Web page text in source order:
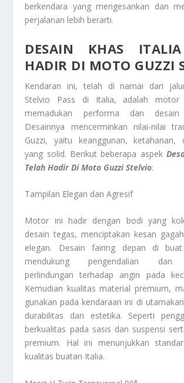
berkendara yang mengesankan dan
perjalanan lebih berarti.
DESAIN KHAS
HADIR DI MOTO GUZZI
Kendaran ini, telah di namai dari
Stelvio Pass di Italia, adalah motor
memadukan performa dan
Desainnya mencerminkan nilai-nilai
Guzzi, yaitu keanggunan, ketahanan,
yang solid. Berikut beberapa aspek
Telah Hadir Di Moto Guzzi Stelvio:
Tampilan Elegan dan Agresif
Motor ini hadir dengan bodi yang
desain tegas, menciptakan kesan
elegan. Desain fairing depan di buat
mendukung pengendalian dan
perlindungan terhadap angin pada
Kemudian kualitas material premium,
gunakan pada kendaraan ini di
durabilitas dan estetika. Seperti
berkualitas pada sasis dan suspensi
premium. Hal ini menunjukkan
kualitas buatan Italia.